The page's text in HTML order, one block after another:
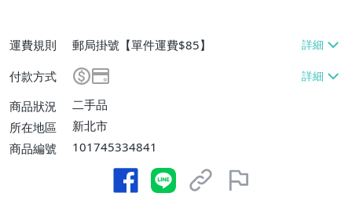
運費規則
郵局掛號【單件運費$85】
付款方式
商品狀況
二手品
所在地區
新北市
商品編號
101745334841